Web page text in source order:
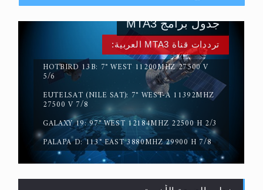
حقيقة المسيح الدجال
ترددات قناة MTA3 العربية:
HOTBIRD 13B: 7° WEST 11200MHZ 27500 V
5/6
EUTELSAT (NILE SAT): 7° WEST-A 11392MHZ
27500 V 7/8
GALAXY 19: 97° WEST 12184MHZ 22500 H 2/3
PALAPA D: 113° EAST 3880MHZ 29900 H 7/8
جدول برامج MTA3